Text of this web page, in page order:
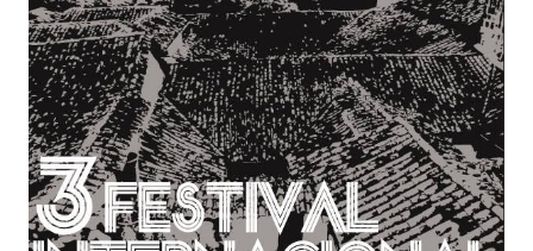
n
c
o
m
e
n
t
a
r